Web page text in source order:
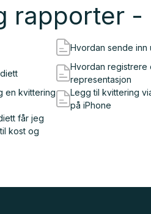
rapporter -
Hvordan sende inn
Hvordan registrere
representasjon
en kvittering
Legg til kvittering
på iPhone
får jeg
kost og